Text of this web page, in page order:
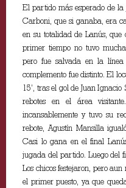
El partido más esperado de
Carboni, que si ganaba, era
en su totalidad de Lanús,
primer tiempo no tuvo
pero fue salvada en la
complemento fue distinto. El
15’, tras el gol de Juan
rebotes en el área
incansablemente y tuvo su
rebote, Agustín Mansilla
Casi lo gana en el final
jugada del partido. Luego del
Los chicos festejaron, pero
el primer puesto, ya que